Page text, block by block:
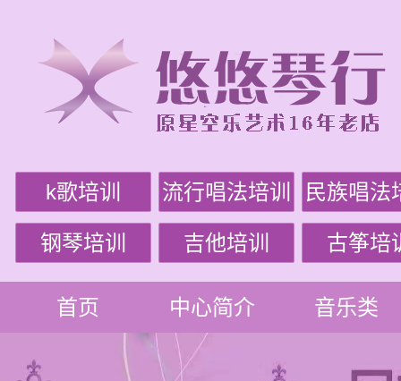
k歌培训 流行唱法培训 民族唱法
钢琴培训 吉他培训 古筝培
首页 中心简介 音乐类